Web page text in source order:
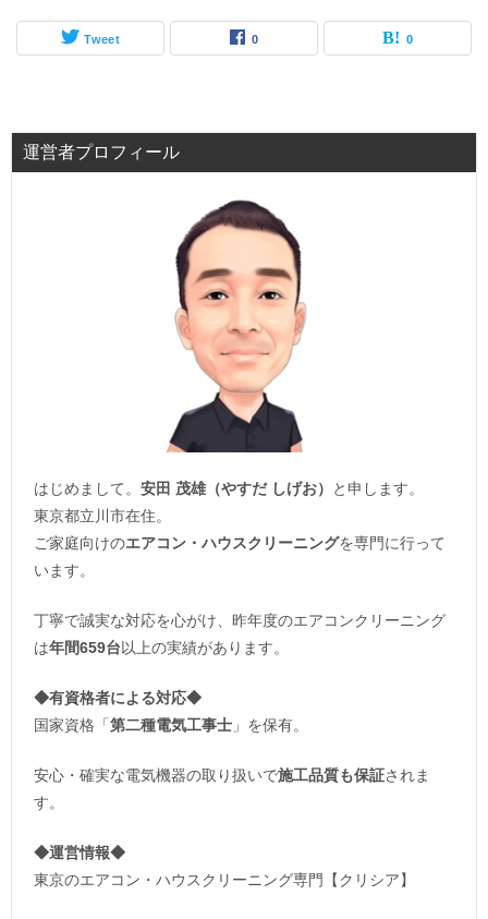
Tweet 0 0
運営者プロフィール
はじめまして。 安田 茂雄（やすだ しげお）
と申します。
東京都立川市在住。
ご家庭向けのエアコン・ハウスクリーニングを専門に行って
います。
丁寧で誠実な対応を心がけ、昨年度のエアコンクリーニング
は年間659台以上の実績があります。
◆有資格者による対応◆
国家資格「 第二種電気工事士 」を保有。
安心・確実な電気機器の取り扱いで施工品質も保証されま
す。
◆運営情報◆
東京のエアコン・ハウスクリーニング専門【クリシア】